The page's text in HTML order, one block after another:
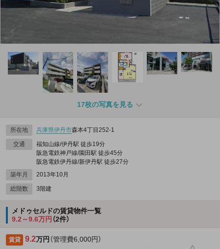
17枚の写真を見る
所在地 兵庫県伊丹市森本4丁目252‐1
交通
福知山線/伊丹駅 徒歩19分
阪急電鉄神戸線/園田駅 徒歩45分
阪急電鉄伊丹線/新伊丹駅 徒歩27分
築年月
2013年10月
総階数 3階建
メドゥセルドの賃貸物件一覧
9.2～9.6万円 （2件）
賃貸 9.2万円 （管理費6,000円）